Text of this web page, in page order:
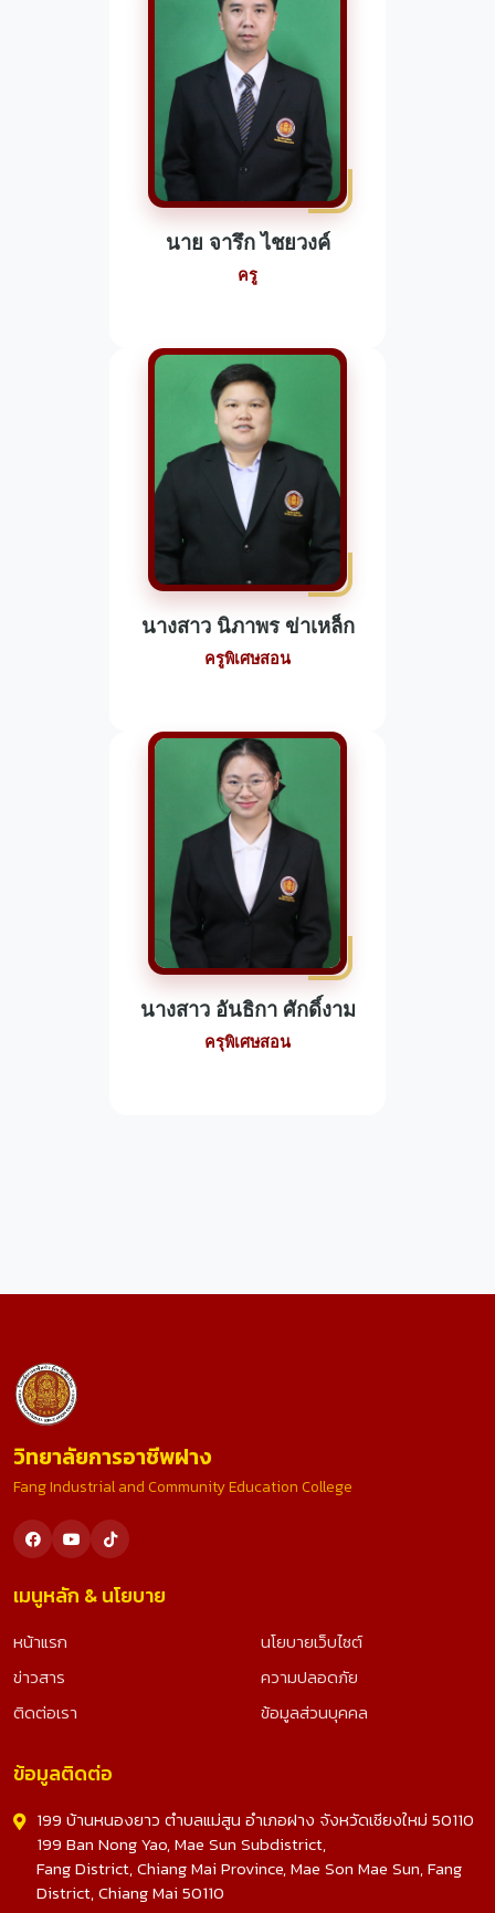
นาย จารึก ไชยวงค์
ครู
นางสาว นิภาพร ข่าเหล็ก
ครูพิเศษสอน
นางสาว อันธิกา ศักดิ์งาม
ครุพิเศษสอน
วิทยาลัยการอาชีพฝาง
Fang Industrial and Community Education College
เมนูหลัก & นโยบาย
หน้าแรก
ข่าวสาร
ติดต่อเรา
นโยบายเว็บไซต์
ความปลอดภัย
ข้อมูลส่วนบุคคล
ข้อมูลติดต่อ
199 บ้านหนองยาว ตำบลแม่สูน อำเภอฝาง จังหวัดเชียงใหม่ 50110
199 Ban Nong Yao, Mae Sun Subdistrict,
Fang District, Chiang Mai Province, Mae Son Mae Sun, Fang
District, Chiang Mai 50110